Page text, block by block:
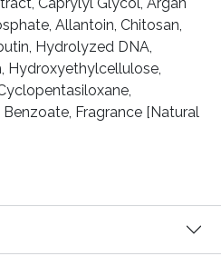
Allantoin, Chitosan,
Hydrolyzed DNA,
Hydroxyethylcellulose,
Fragrance [Natural